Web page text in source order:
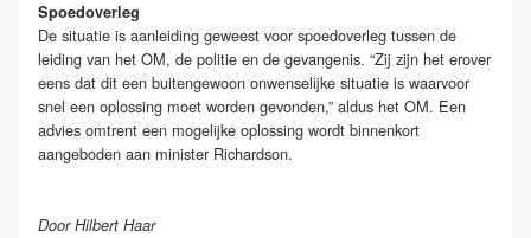
Spoedoverleg
De situatie is aanleiding geweest voor spoedoverleg tussen de
leiding van het OM, de politie en de gevangenis. “Zij zijn het erover
eens dat dit een buitengewoon onwenselijke situatie is waarvoor
snel een oplossing moet worden gevonden,” aldus het OM. Een
advies omtrent een mogelijke oplossing wordt binnenkort
aangeboden aan minister Richardson.
Door Hilbert Haar